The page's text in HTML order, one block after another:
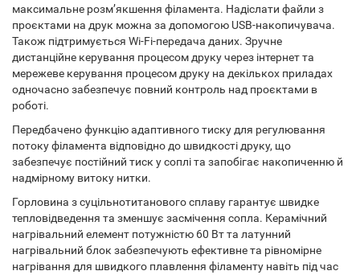
максимальне розм’якшення філамента. Надіслати файли з
проєктами на друк можна за допомогою USB-накопичувача.
Також підтримується Wi-Fi-передача даних. Зручне
дистанційне керування процесом друку через інтернет та
мережеве керування процесом друку на декількох приладах
одночасно забезпечує повний контроль над проєктами в
роботі.
Передбачено функцію адаптивного тиску для регулювання
потоку філамента відповідно до швидкості друку, що
забезпечує постійний тиск у соплі та запобігає накопиченню й
надмірному витоку нитки.
Горловина з суцільнотитанового сплаву гарантує швидке
тепловідведення та зменшує засмічення сопла. Керамічний
нагрівальний елемент потужністю 60 Вт та латунний
нагрівальний блок забезпечують ефективне та рівномірне
нагрівання для швидкого плавлення філаменту навіть під час